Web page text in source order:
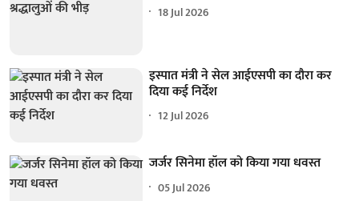
18 Jul 2026
इस्पात मंत्री ने सेल आईएसपी का दौरा कर
दिया कई निर्देश
12 Jul 2026
जर्जर सिनेमा हॉल को किया गया धवस्त
05 Jul 2026